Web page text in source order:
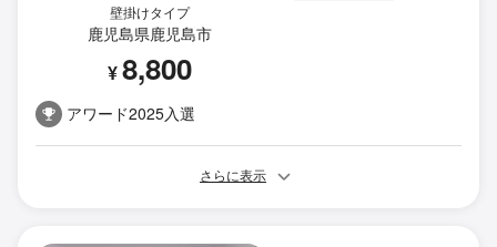
壁掛けタイプ
鹿児島県鹿児島市
¥8,800
アワード2025入選
さらに表示